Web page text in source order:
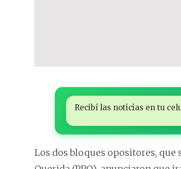
Recibí las noticias en tu
Los dos bloques opositores,